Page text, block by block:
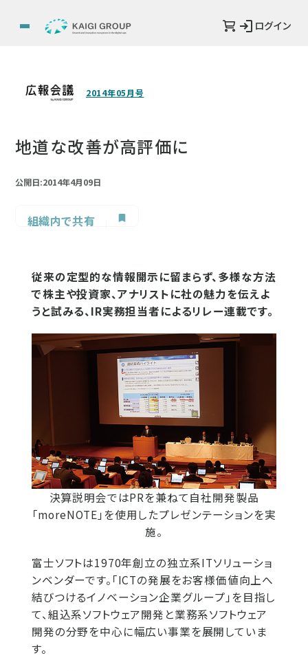
ログイン
2014年05月号
地道な改善が高評価に
公開日:2014年4月09日
組織内で共有
従来の定型的な情報開示に留まらず、多様な方法
で株主や投資家、アナリストに社の魅力を伝えよ
うと試みる、IR実務担当者によるリレー連載です。
決算説明会ではPRを兼ねて自社開発製品
「moreNOTE」を使用したプレゼンテーションを実
施。
富士ソフトは1970年創立の独立系ITソリューショ
ンベンダーです。「ICTの発展をお客様価値向上へ
結びつけるイノベーション企業グループ」を目指し
て、組込系ソフトウェア開発と業務系ソフトウェア
開発の分野を中心に幅広い事業を展開していま
す。